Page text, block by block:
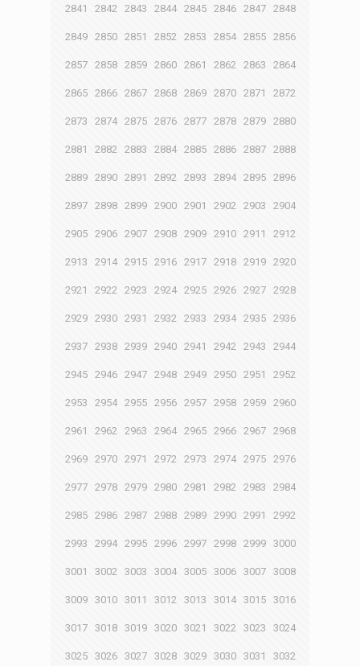
2841 2842 2843 2844 2845 2846 2847 2848
2849 2850 2851 2852 2853 2854 2855 2856
2857 2858 2859 2860 2861 2862 2863 2864
2865 2866 2867 2868 2869 2870 2871 2872
2873 2874 2875 2876 2877 2878 2879 2880
2881 2882 2883 2884 2885 2886 2887 2888
2889 2890 2891 2892 2893 2894 2895 2896
2897 2898 2899 2900 2901 2902 2903 2904
2905 2906 2907 2908 2909 2910 2911 2912
2913 2914 2915 2916 2917 2918 2919 2920
2921 2922 2923 2924 2925 2926 2927 2928
2929 2930 2931 2932 2933 2934 2935 2936
2937 2938 2939 2940 2941 2942 2943 2944
2945 2946 2947 2948 2949 2950 2951 2952
2953 2954 2955 2956 2957 2958 2959 2960
2961 2962 2963 2964 2965 2966 2967 2968
2969 2970 2971 2972 2973 2974 2975 2976
2977 2978 2979 2980 2981 2982 2983 2984
2985 2986 2987 2988 2989 2990 2991 2992
2993 2994 2995 2996 2997 2998 2999 3000
3001 3002 3003 3004 3005 3006 3007 3008
3009 3010 3011 3012 3013 3014 3015 3016
3017 3018 3019 3020 3021 3022 3023 3024
3025 3026 3027 3028 3029 3030 3031 3032